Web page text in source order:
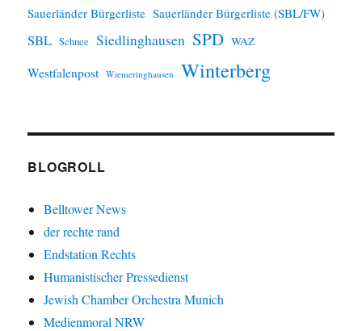
Sauerländer Bürgerliste Sauerländer Bürgerliste (SBL/FW)
SBL Schnee Siedlinghausen SPD WAZ
Westfalenpost Wiemeringhausen Winterberg
BLOGROLL
Belltower News
der rechte rand
Endstation Rechts
Humanistischer Pressedienst
Jewish Chamber Orchestra Munich
Medienmoral NRW